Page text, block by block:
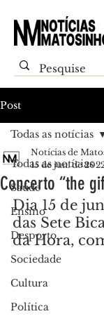
Post
Todas as notícias
Saúde
Ensino
Desporto
Sociedade
Cultura
Política
Todas as notícias
Concerto “the
Notícias de
15 de jun. de
Dia 15 de
das Sete
da Hora,